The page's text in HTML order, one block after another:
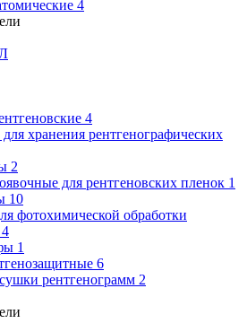
4
4
хранения рентгенографических
2
для рентгеновских пленок 1
10
фотохимической обработки
4
1
6
рентгенограмм 2